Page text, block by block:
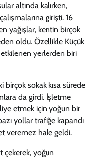
altında kalırken,
girişti. 16
yağışlar, kentin birçok
oldu. Özellikle Küçük
yerlerden biri
birçok sokak kısa sürede
da girdi. İşletme
etmek için yoğun bir
yollar trafiğe kapandı
veremez hale geldi.
çekerek, yoğun